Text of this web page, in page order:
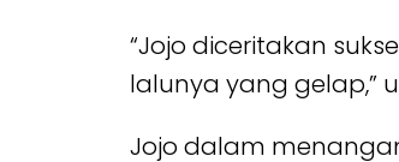
“Jojo diceritakan
lalunya yang gelap,”
Jojo dalam